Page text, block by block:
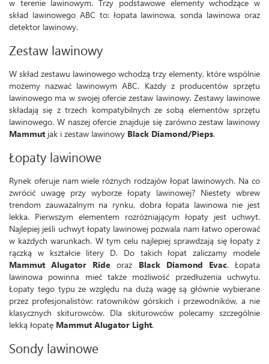
w terenie lawinowym. Trzy podstawowe elementy wchodzące w
skład lawinowego ABC to: łopata lawinowa, sonda lawinowa oraz
detektor lawinowy.
Zestaw lawinowy
W skład zestawu lawinowego wchodzą trzy elementy, które wspólnie
możemy nazwać lawinowym ABC. Każdy z producentów sprzętu
lawinowego ma w swojej ofercie zestaw lawinowy. Zestawy lawinowe
składają się z trzech kompatybilnych ze sobą elementów sprzętu
lawinowego. W naszej ofercie znajduje się zarówno zestaw lawinowy
Mammutjak i zestaw lawinowy Black Diamond/Pieps.
Łopaty lawinowe
Rynek oferuje nam wiele różnych rodzajów łopat lawinowych. Na co
zwrócić uwagę przy wyborze łopaty lawinowej? Niestety wbrew
trendom zauważalnym na rynku, dobra łopata lawinowa nie jest
lekka. Pierwszym elementem rozróżniającym łopaty jest uchwyt.
Najlepiej jeśli uchwyt łopaty lawinowej pozwala nam łatwo operować
w każdych warunkach. W tym celu najlepiej sprawdzają się łopaty z
rączką w kształcie litery D. Do takich łopat zaliczamy modele
Mammut Alugator Ride oraz Black Diamond Evac. Łopata
lawinowa powinna mieć także możliwość przedłużenia uchwytu.
Łopaty tego typu ze względu na dużą wagę są głównie wybierane
przez profesjonalistów: ratowników górskich i przewodników, a nie
klasycznych skiturowców. Dla skiturowców polecamy szczególnie
lekką łopatę Mammut Alugator Light.
Sondy lawinowe